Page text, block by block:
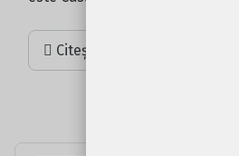
Citește mai mult: Cum ajung?